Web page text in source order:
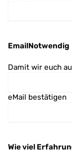
EmailNotwendig
Damit wir euch
eMail bestätigen
Wie viel